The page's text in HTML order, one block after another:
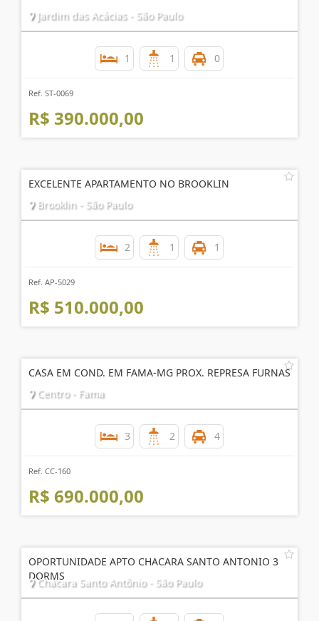
Jardim das Acácias - São Paulo
1 1 0
Ref. ST-0069
R$ 390.000,00
EXCELENTE APARTAMENTO NO BROOKLIN
Brooklin - São Paulo
2 1 1
Ref. AP-5029
R$ 510.000,00
CASA EM COND. EM FAMA-MG PROX. REPRESA FURNAS
Centro - Fama
3 2 4
Ref. CC-160
R$ 690.000,00
OPORTUNIDADE APTO CHACARA SANTO ANTONIO 3
DORMS
Chácara Santo Antônio - São Paulo